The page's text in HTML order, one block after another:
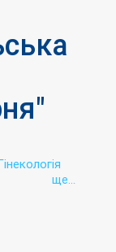
ще...